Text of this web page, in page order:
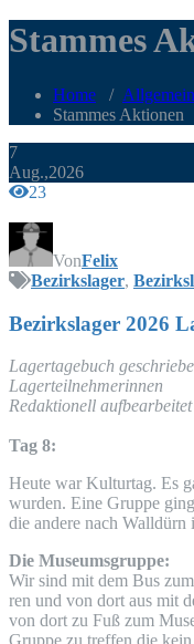
Stammes
Home / Allgemein
Stammes Aktionen
7
Aug.,2026
23
VonFelix
Bezirkslager,
Bezirks­la­ger 2026
Lager­ta­ge­buch
Lagerteilnehmerinnen
Redak­tio­nell
Tag 8:
Heu­te war Kul­tur­tag. Es
wur­den. Eine Grup­pe
die ande­re nach
Die Muse­ums­grup­pe:
Wir sind mit dem Bus
ren und von dort aus mit
von dort zu Fuß zum